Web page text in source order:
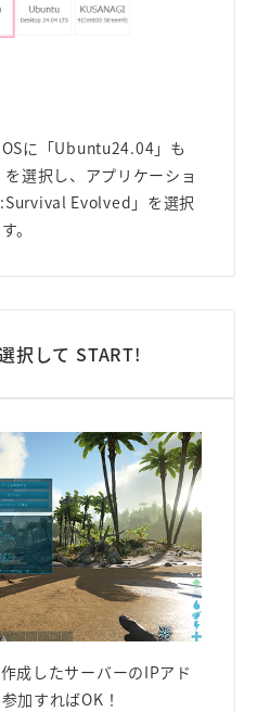
に「Ubuntu24.04」も
選択し、アプリケーショ
Evolved」を選択
。
択して START!
成したサーバーのIPアド
加すればOK！